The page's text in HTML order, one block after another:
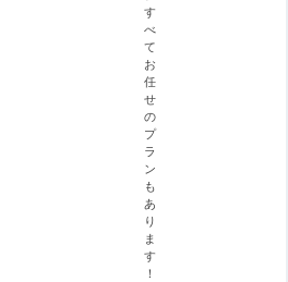
す
べ
て
お
任
せ
の
プ
ラ
ン
も
あ
り
ま
す
！